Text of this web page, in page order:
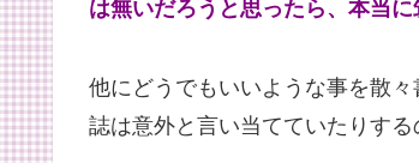
は無いだろうと思ったら、本当に
他にどうでもいいような事を散
誌は意外と言い当てていたりする